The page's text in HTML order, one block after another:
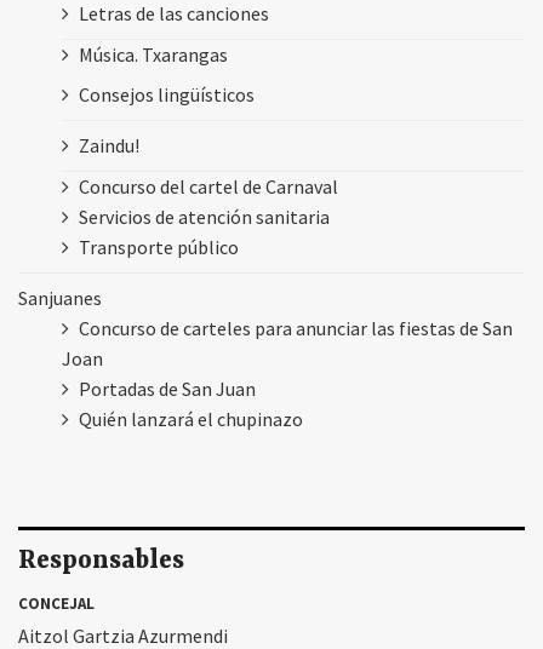
Letras de las canciones
Música. Txarangas
Consejos lingüísticos
Zaindu!
Concurso del cartel de Carnaval
Servicios de atención sanitaria
Transporte público
Sanjuanes
Concurso de carteles para anunciar las fiestas de San
Joan
Portadas de San Juan
Quién lanzará el chupinazo
Responsables
CONCEJAL
Aitzol Gartzia Azurmendi